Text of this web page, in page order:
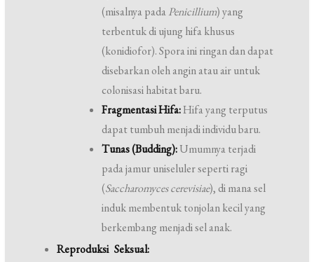
(misalnya padaPenicillium) yang
terbentuk di ujung hifa khusus
(konidiofor). Spora ini ringan dan dapat
disebarkan oleh angin atau air untuk
colonisasi habitat baru.
Fragmentasi Hifa:Hifa yang terputus
dapat tumbuh menjadi individu baru.
Tunas (Budding):Umumnya terjadi
pada jamur uniseluler seperti ragi
(Saccharomyces cerevisiae), di mana sel
induk membentuk tonjolan kecil yang
berkembang menjadi sel anak.
Reproduksi Seksual: